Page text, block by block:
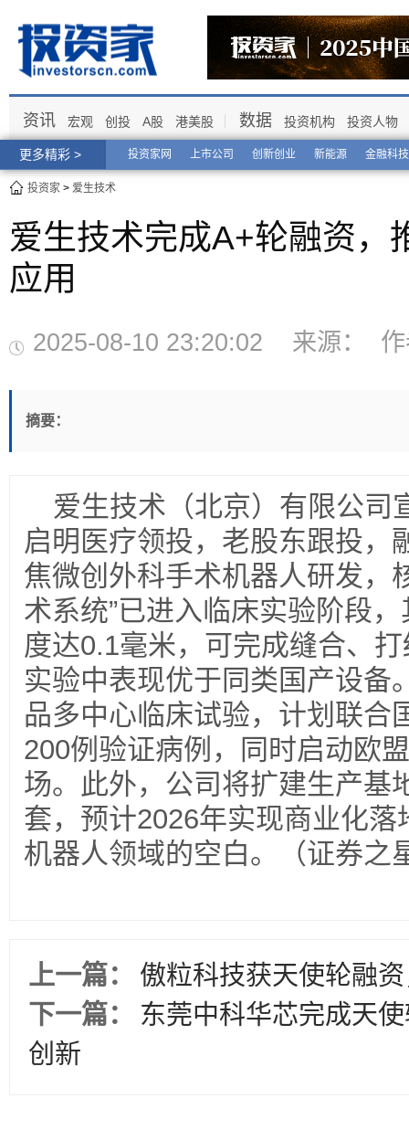
更多精彩 > 投资家网 上市公司 创新创业 新能源 金融科技
资讯 宏观 创投 A股 港美股 数据 投资机构 投资人物
投资家 > 爱生技术
爱生技术完成A+轮融资，
应用
2025-08-10 23:20:02 来源：
摘要：
爱生技术（北京）有限公司
启明医疗领投，老股东跟投，
焦微创外科手术机器人研发，
术系统”已进入临床实验阶段
度达0.1毫米，可完成缝合、
实验中表现优于同类国产设备
品多中心临床试验，计划联合
200例验证病例，同时启动欧
场。此外，公司将扩建生产基
套，预计2026年实现商业化
机器人领域的空白。（证券之
上一篇：
傲粒科技获天使轮融
下一篇：
东莞中科华芯完成天
创新